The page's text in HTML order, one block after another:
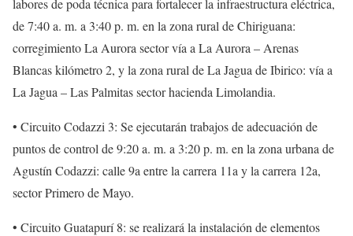
labores de poda técnica para fortalecer la infraestructura eléctrica,
de 7:40 a. m. a 3:40 p. m. en la zona rural de Chiriguana:
corregimiento La Aurora sector vía a La Aurora – Arenas
Blancas kilómetro 2, y la zona rural de La Jagua de Ibirico: vía a
La Jagua – Las Palmitas sector hacienda Limolandia.
• Circuito Codazzi 3: Se ejecutarán trabajos de adecuación de
puntos de control de 9:20 a. m. a 3:20 p. m. en la zona urbana de
Agustín Codazzi: calle 9a entre la carrera 11a y la carrera 12a,
sector Primero de Mayo.
• Circuito Guatapurí 8: se realizará la instalación de elementos